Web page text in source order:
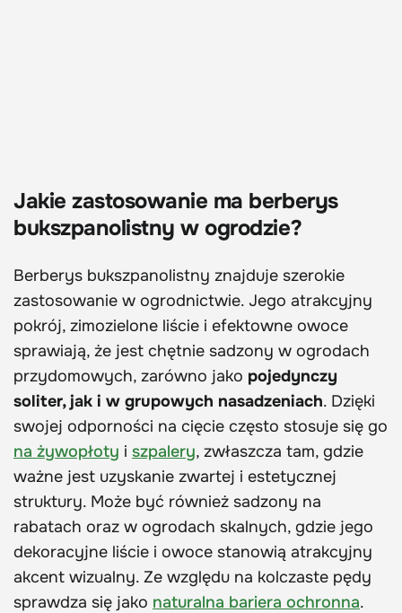
Jakie zastosowanie ma berberys
bukszpanolistny w ogrodzie?
Berberys bukszpanolistny znajduje szerokie
zastosowanie w ogrodnictwie. Jego atrakcyjny
pokrój, zimozielone liście i efektowne owoce
sprawiają, że jest chętnie sadzony w ogrodach
przydomowych, zarówno jako pojedynczy
soliter, jak i w grupowych nasadzeniach. Dzięki
swojej odporności na cięcie często stosuje się go
na żywopłoty i szpalery, zwłaszcza tam, gdzie
ważne jest uzyskanie zwartej i estetycznej
struktury. Może być również sadzony na
rabatach oraz w ogrodach skalnych, gdzie jego
dekoracyjne liście i owoce stanowią atrakcyjny
akcent wizualny. Ze względu na kolczaste pędy
sprawdza się jako naturalna bariera ochronna.